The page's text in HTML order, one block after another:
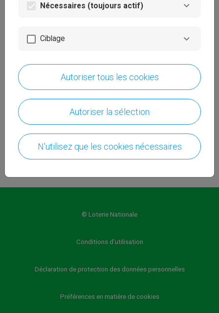
directement dans la bonne langue lors de
automatiquement 180 jours après votre
dernière visite.
(standard), utilisé afin de détecter que vous
êtes bien connecté. Ce cookie expire
© Loterie Nationale
Conditions d'utilisation
Déclaration de protection des données personnelles
Préférences en matière de cookies
Nécessaires (toujours actif)
Ciblage
Autoriser tous les cookies
Autoriser la sélection
N'utilisez que les cookies nécessaires